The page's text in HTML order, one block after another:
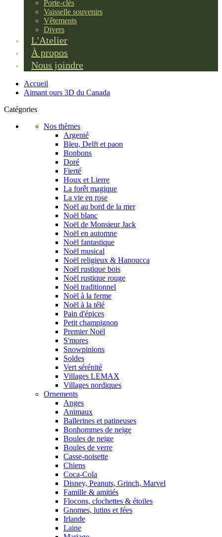
Porte-clés
Vaisselle souvenirs
Vêtements
Divers
L'Atelier
À propos
Nous joindre
Accueil
Aimant ours 3D du Canada
Catégories
Nos thèmes
Argenté
Bleu, Delft et paon
Bonbons
Doré
Fierté
Houx et Lierre
La forêt magique
La vie en rose
Noël au bord de la mer
Noël blanc
Noël de Monsieur Jack
Noël en automne
Noël fantastique
Noël musical
Noël religieux & Hanoucca
Noël rustique bois
Noël rustique rouge
Noël traditionnel
Noël à la ferme
Noël à la télé
Pain d'épices
Petit champignon
Premier Noël
S'mores
Snowpinions
Soldes
Vert sérénité
Villages LEMAX
Villages nordiques
Ornements
Anges
Animaux
Ballerines et patineuses
Bonhommes de neige
Boules de neige
Boules de verre
Casse-noisette
Chiens
Coca-Cola
Disney, Peanuts, Grinch, Marvel
Famille & amitiés
Flocons, clochettes & étoiles
Gnomes, lutins et fées
Irlande
Laine